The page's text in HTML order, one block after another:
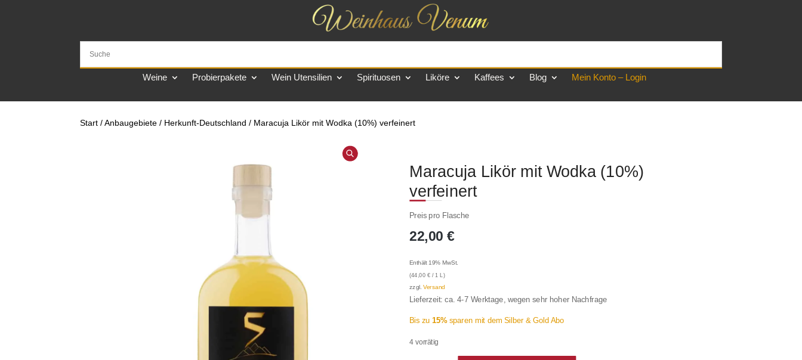
Weine Probierpakete Wein Utensilien Spirituosen Liköre Kaffees Blog Mein Konto – Login
Start /Anbaugebiete / Herkunft-Deutschland / Maracuja Likör mit Wodka (10%) verfeinert
Maracuja Likör mit Wodka (10%)
verfeinert
Preis pro Flasche
22,00€
Enthält 19% MwSt.
(44,00€ / 1 L)
zzgl.Versand
Lieferzeit: ca. 4-7 Werktage, wegen sehr hoher Nachfrage
Bis zu15%sparen mit dem Silber & Gold Abo
4 vorrätig